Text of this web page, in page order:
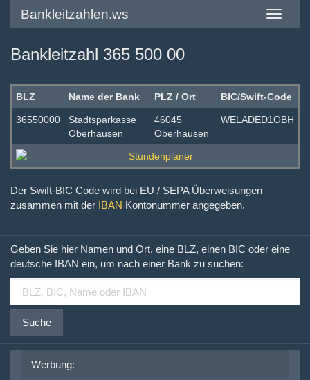
Toggle
Bankleitzahlen.ws
Bankleitzahl 365 500 00
BLZ Name der Bank PLZ / Ort BIC/Swift-Code
36550000
Stadtsparkasse
Oberhausen
46045
Oberhausen
WELADED1OBH
Der Swift-BIC Code wird bei EU / SEPA Überweisungen
zusammen mit der IBAN Kontonummer angegeben.
Geben Sie hier Namen und Ort, eine BLZ, einen BIC oder eine
deutsche IBAN ein, um nach einer Bank zu suchen:
Suche
Werbung: